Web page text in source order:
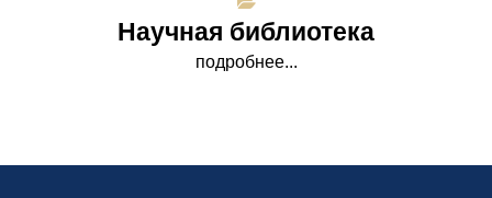
Научная библиотека
подробнее...